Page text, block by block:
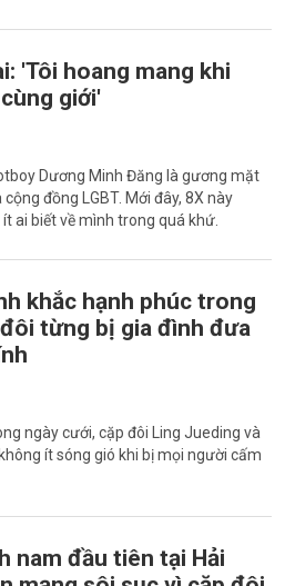
'Tôi hoang mang khi
giới'
Dương Minh Đăng là gương mặt
đồng LGBT. Mới đây, 8X này
ai biết về mình trong quá khứ.
khắc hạnh phúc trong
từng bị gia đình đưa
ngày cưới, cặp đôi Ling Jueding và
ít sóng gió khi bị mọi người cấm
nam đầu tiên tại Hải